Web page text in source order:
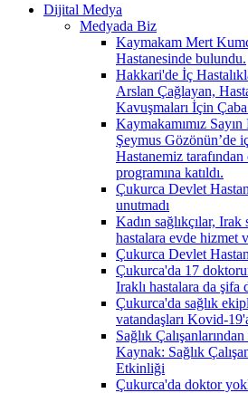
Dijital Medya
Medyada Biz
Kaymakam Mert
Hastanesinde bulundu.
Hakkari'de İç
Arslan Çağlayan,
Kavuşmaları İçin
Kaymakamımız
Şeymus Gözönün’de
Hastanemiz
programına katıldı.
Çukurca Devlet
unutmadı
Kadın sağlıkçılar, Irak
hastalara evde hizmet
Çukurca Devlet
Çukurca'da 17
Iraklı hastalara da şifa
Çukurca'da sağlık
vatandaşları Kovid-
Sağlık
Kaynak: Sağlık
Etkinliği
Çukurca'da doktor